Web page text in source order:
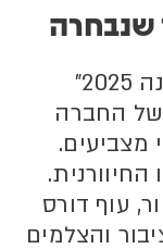
שנבחרה
העיט השחור נבחר כ"ציפור השנה 2025"
החברה
עוף דורס
והצלמים